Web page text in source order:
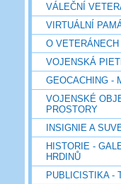
VÁLEČNÍ
VIRTUÁLNÍ
O VETERÁNECH
VOJENSKÁ
GEOCACHING -
VOJENSKÉ
PROSTORY
INSIGNIE A
HISTORIE -
HRDINŮ
PUBLICISTIKA -